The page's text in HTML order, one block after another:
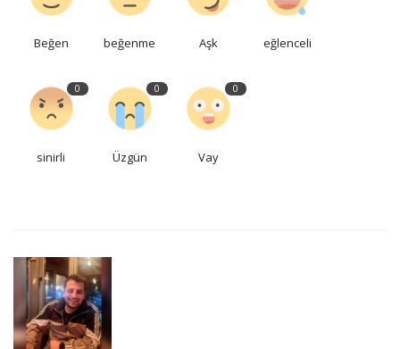
Beğen beğenme Aşk eğlenceli
0
sinirli
0
Üzgün
0
Vay